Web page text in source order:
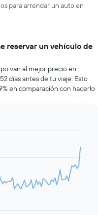
para arrendar un auto en
reservar un vehículo de
van al mejor precio en
días antes de tu viaje. Esto
en comparación con hacerlo